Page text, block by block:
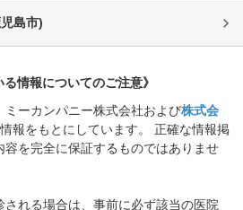
島市)
る情報についてのご注意》
ーカンパニー株式会社および株式会
報をもとにしています。 正確な情報掲
を完全に保証するものではありませ
れる場合は、事前に必ず該当の医院